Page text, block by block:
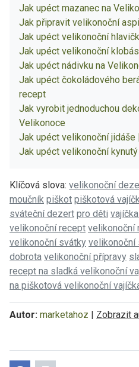
Jak upéct mazanec na
Jak připravit velikonoční
Jak upéct velikonoční
Jak upéct velikonoční
Jak upéct nádivku na
Jak upéct čokoládového
recept
Jak vyrobit jednoduchou
Velikonoce
Jak upéct velikonoční jidáše
Jak upéct velikonoční
Klíčová slova: velikonoční
moučník piškot piškotová
sváteční dezert pro děti
velikonoční recept velikonoční
velikonoční svátky velikonoční
dobrota velikonoční přípravy
recept na sladká velikonoční
na piškotová velikonoční
Autor: marketahoz | Zobrazit